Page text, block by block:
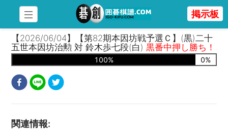
掲示板
【2026/06/04】【第82期本因坊戦予選Ｃ】(黒)二十
五世本因坊治勲 対 鈴木歩七段(白)黒番中押し勝ち！
100% 0%
関連情報: